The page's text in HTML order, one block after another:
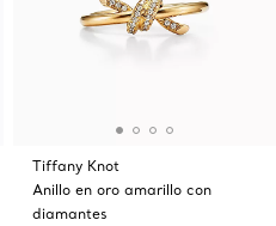
Tiffany Knot
Anillo en oro amarillo con
diamantes